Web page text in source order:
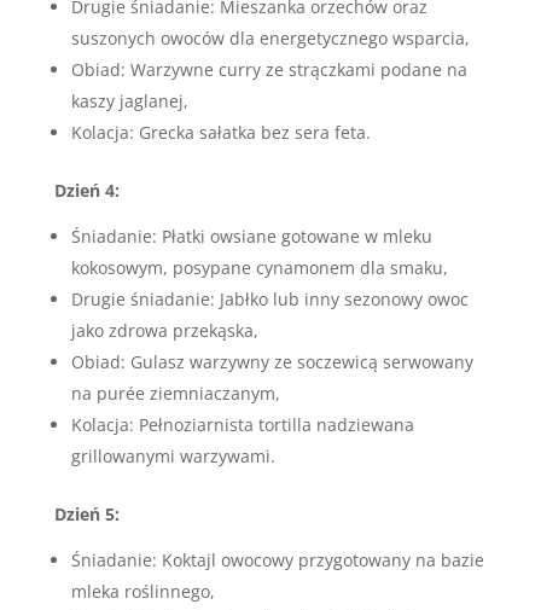
Drugie śniadanie: Mieszanka orzechów oraz
suszonych owoców dla energetycznego wsparcia,
Obiad: Warzywne curry ze strączkami podane na
kaszy jaglanej,
Kolacja: Grecka sałatka bez sera feta.
Dzień 4:
Śniadanie: Płatki owsiane gotowane w mleku
kokosowym, posypane cynamonem dla smaku,
Drugie śniadanie: Jabłko lub inny sezonowy owoc
jako zdrowa przekąska,
Obiad: Gulasz warzywny ze soczewicą serwowany
na purée ziemniaczanym,
Kolacja: Pełnoziarnista tortilla nadziewana
grillowanymi warzywami.
Dzień 5:
Śniadanie: Koktajl owocowy przygotowany na bazie
mleka roślinnego,